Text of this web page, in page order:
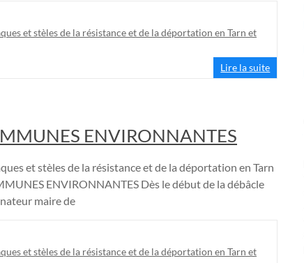
et stèles de la résistance et de la déportation en Tarn et
Lire la suite
ENVIRONNANTES
et stèles de la résistance et de la déportation en Tarn
ENVIRONNANTES Dès le début de la débâcle
maire de
et stèles de la résistance et de la déportation en Tarn et